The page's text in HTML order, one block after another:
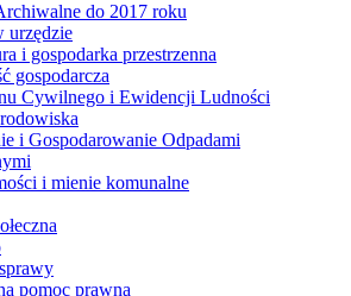
do 2017 roku
urzędzie
i gospodarka przestrzenna
gospodarcza
Cywilnego i Ewidencji Ludności
i Gospodarowanie Odpadami
i mienie komunalne
pomoc prawna